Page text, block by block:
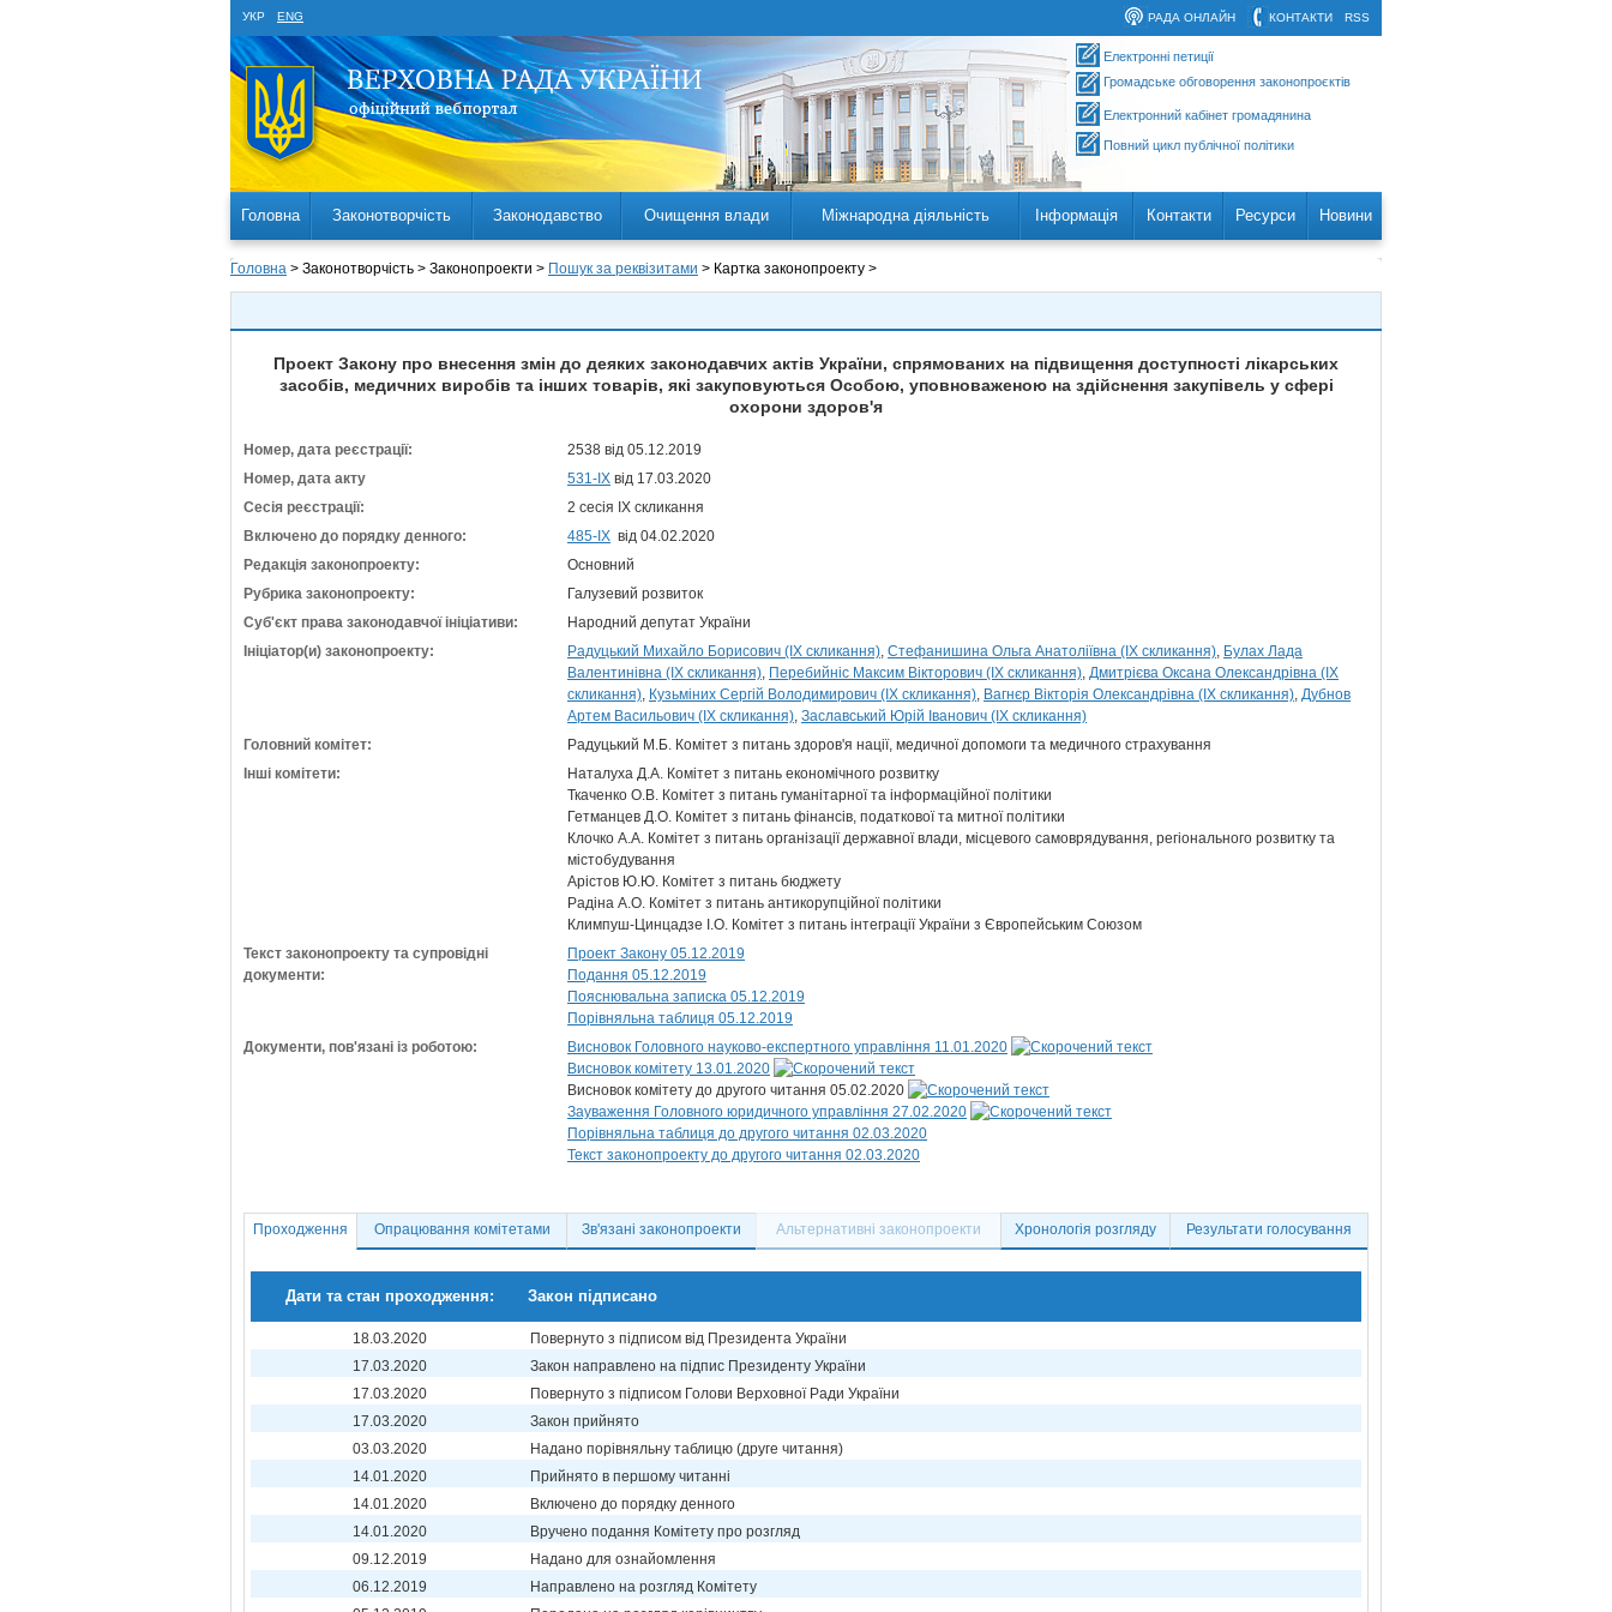
УКР ENG RSS
КОНТАКТИ
РАДА ОНЛАЙН
Електронні петиції
Громадське обговорення законопроєктів
Електронний кабінет громадянина
Повний цикл публічної політики
Головна Законотворчість Законодавство Очищення влади Міжнародна діяльність Інформація Контакти Ресурси Новини
Головна > Законотворчість > Законопроекти > Пошук за реквізитами > Картка законопроекту >
Проект Закону про внесення змін до деяких законодавчих актів України, спрямованих на підвищення доступності лікарських
засобів, медичних виробів та інших товарів, які закуповуються Особою, уповноваженою на здійснення закупівель у сфері
охорони здоров'я
Номер, дата реєстрації:
2538 від 05.12.2019
Номер, дата акту
531-IX від 17.03.2020
Сесія реєстрації:
2 сесія IX скликання
Включено до порядку денного:
485-ІХ від 04.02.2020
Редакція законопроекту:
Основний
Рубрика законопроекту:
Галузевий розвиток
Суб'єкт права законодавчої ініціативи:
Народний депутат України
Ініціатор(и) законопроекту:
Радуцький Михайло Борисович (IX скликання) Стефанишина Ольга Анатоліївна (IX скликання) Булах Лада
Валентинівна (IX скликання) Перебийніс Максим Вікторович (IX скликання) Дмитрієва Оксана Олександрівна (IX
скликання) Кузьміних Сергій Володимирович (IX скликання) Вагнєр Вікторія Олександрівна (IX скликання) Дубнов
Артем Васильович (IX скликання) Заславський Юрій Іванович (IX скликання)
Головний комітет:
Радуцький М.Б. Комітет з питань здоров'я нації, медичної допомоги та медичного страхування
Інші комітети:
Наталуха Д.А. Комітет з питань економічного розвитку
Ткаченко О.В. Комітет з питань гуманітарної та інформаційної політики
Гетманцев Д.О. Комітет з питань фінансів, податкової та митної політики
Клочко А.А. Комітет з питань організації державної влади, місцевого самоврядування, регіонального розвитку та
містобудування
Арістов Ю.Ю. Комітет з питань бюджету
Радіна А.О. Комітет з питань антикорупційної політики
Климпуш-Цинцадзе І.О. Комітет з питань інтеграції України з Європейським Союзом
Текст законопроекту та супровідні
документи:
Проект Закону 05.12.2019
Подання 05.12.2019
Пояснювальна записка 05.12.2019
Порівняльна таблиця 05.12.2019
Документи, пов'язані із роботою:
Висновок Головного науково-експертного управління 11.01.2020
Висновок комітету 13.01.2020
Висновок комітету до другого читання 05.02.2020
Зауваження Головного юридичного управління 27.02.2020
Порівняльна таблиця до другого читання 02.03.2020
Текст законопроекту до другого читання 02.03.2020
Проходження Опрацювання комітетами Зв'язані законопроекти Альтернативні законопроекти Хронологія розгляду Результати голосування
Дати та стан проходження: Закон підписано
18.03.2020
Повернуто з підписом від Президента України
17.03.2020
Закон направлено на підпис Президенту України
17.03.2020
Повернуто з підписом Голови Верховної Ради України
17.03.2020
Закон прийнято
03.03.2020
Надано порівняльну таблицю (друге читання)
14.01.2020
Прийнято в першому читанні
14.01.2020
Включено до порядку денного
14.01.2020
Вручено подання Комітету про розгляд
09.12.2019
Надано для ознайомлення
06.12.2019
Направлено на розгляд Комітету